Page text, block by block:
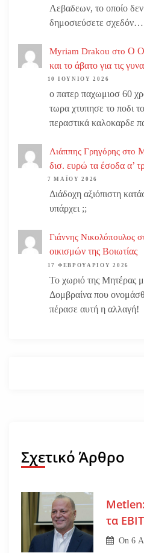
Λεβαδεων, το οποίο
δημοσιεύσετε σχεδόν…
Myriam Drakou στο Ο
και το άβατο για τις
10 ΙΟΥΝΊΟΥ 2026
ο πατερ παχωμιοσ 60
τωρα χτυπησε το ποδι
περαστικά καλοκαρδε
Λιάππης Γρηγόρης στο
δισ. ευρώ τα έσοδα α’
7 ΜΑΪ́ΟΥ 2026
Διάδοχη αξιόπιστη
υπάρχει ;;
Γιάννης Νικολόπουλος
οικισμών της Βοιωτίας
17 ΦΕΒΡΟΥΑΡΊΟΥ 2026
Το χωριό της Μητέρας
Δομβραίνα που
πέρασε αυτή η αλλαγή!
Σχετικό Άρθρο
τα
On6